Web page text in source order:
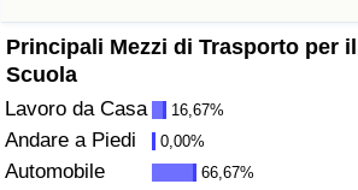
Principali Mezzi di Trasporto per
Scuola
Lavoro da Casa 16,67%
Andare a Piedi 0,00%
Automobile 66,67%
Inquinamento
Indice dell’Inquinamento (Corrente)
Indice di inquinamento